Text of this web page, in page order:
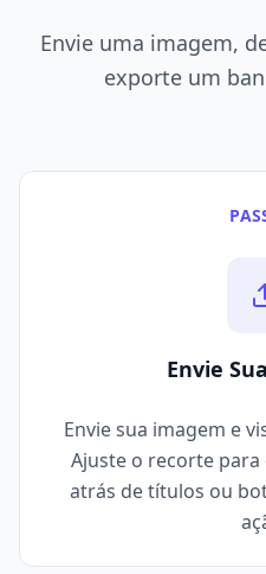
Envie uma imagem,
exporte um
Envie
Envie sua imagem e
Ajuste o recorte
atrás de títulos ou